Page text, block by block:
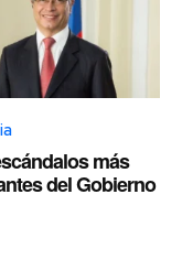
más
del Gobierno